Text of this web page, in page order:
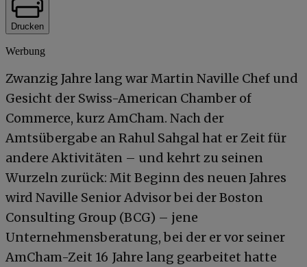
Drucken
Werbung
Zwanzig Jahre lang war Martin Naville Chef und
Gesicht der Swiss-American Chamber of
Commerce, kurz AmCham. Nach der
Amtsübergabe an Rahul Sahgal hat er Zeit für
andere Aktivitäten – und kehrt zu seinen
Wurzeln zurück: Mit Beginn des neuen Jahres
wird Naville Senior Advisor bei der Boston
Consulting Group (BCG) – jene
Unternehmensberatung, bei der er vor seiner
AmCham-Zeit 16 Jahre lang gearbeitet hatte